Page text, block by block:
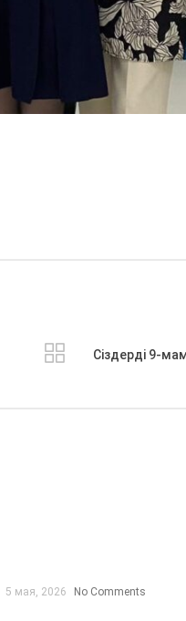
Сіздерді 9-
5 мая, 2026 No Comments